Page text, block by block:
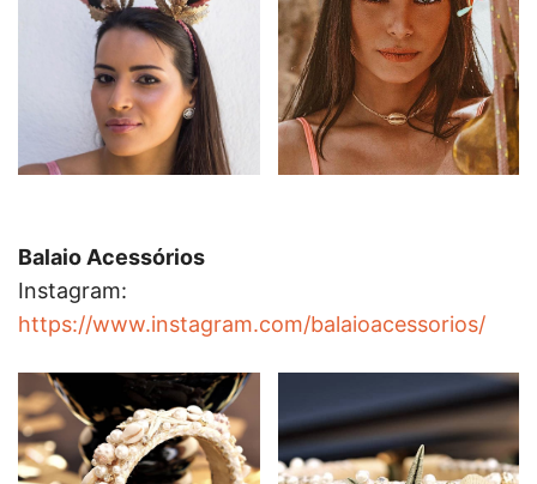
Balaio Acessórios
Instagram:
https://www.instagram.com/balaioacessorios/